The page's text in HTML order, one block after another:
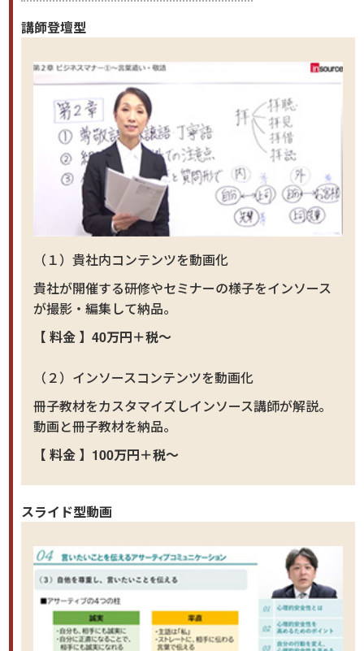
講師登壇型
（１）貴社内コンテンツを動画化
貴社が開催する研修やセミナーの様子をインソース
が撮影・編集して納品。
【 料金 】40万円＋税～
（２）インソースコンテンツを動画化
冊子教材をカスタマイズしインソース講師が解説。
動画と冊子教材を納品。
【 料金 】100万円＋税～
スライド型動画